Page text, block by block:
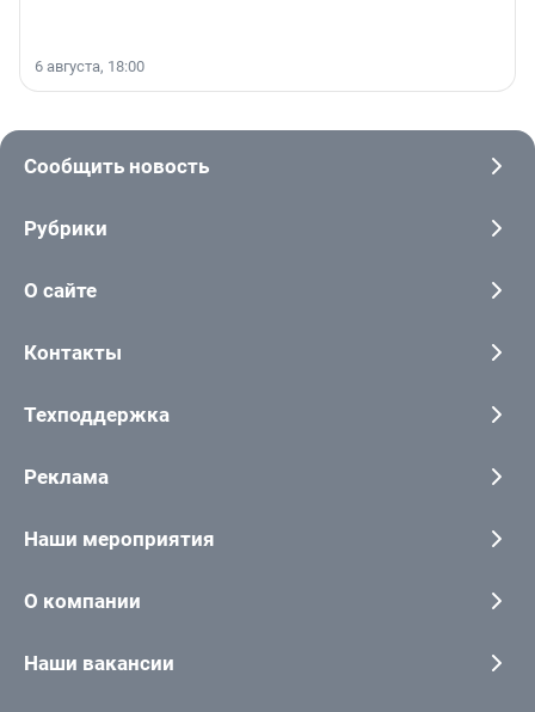
6 августа, 18:00
Сообщить новость
Рубрики
О сайте
Контакты
Техподдержка
Реклама
Наши мероприятия
О компании
Наши вакансии